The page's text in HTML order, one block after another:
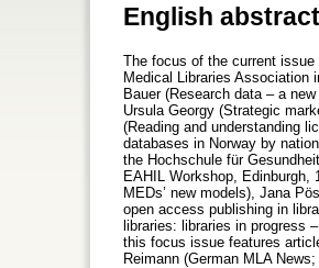
English abstract
The focus of the current
Medical Libraries Association
Bauer (Research data – a
Ursula Georgy (Strategic
(Reading and understanding
databases in Norway by
the Hochschule für
EAHIL Workshop,
MEDs’ new models), Jana
open access publishing in
libraries: libraries in progress
this focus issue features
Reimann (German MLA